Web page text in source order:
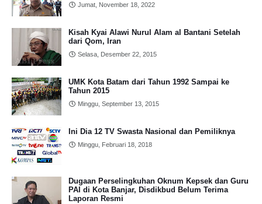
Jumat, November 18, 2022
Kisah Kyai Alawi Nurul Alam al Bantani Setelah
dari Qom, Iran
Selasa, Desember 22, 2015
UMK Kota Batam dari Tahun 1992 Sampai ke
Tahun 2015
Minggu, September 13, 2015
Ini Dia 12 TV Swasta Nasional dan Pemiliknya
Minggu, Februari 18, 2018
Dugaan Perselingkuhan Oknum Kepsek dan Guru
PAI di Kota Banjar, Disdikbud Belum Terima
Laporan Resmi